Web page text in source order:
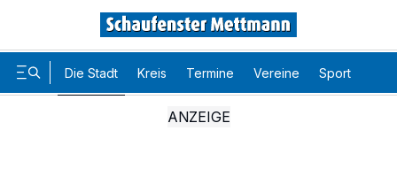
Die Stadt Kreis Termine Vereine Sport